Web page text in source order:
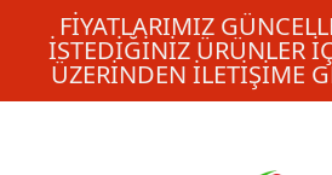
FIYATLARIMIZ
İSTEDIĞINIZ ÜRÜNLER
ÜZERINDEN ILETIŞIME